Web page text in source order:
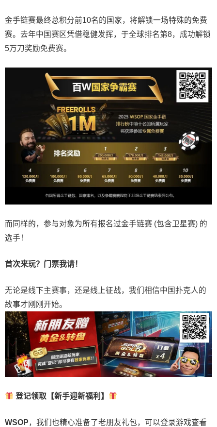
金手链赛最终总积分前10名的国家，将解锁一场特殊的免费
赛。去年中国赛区凭借稳健发挥，于全球排名第8，成功解锁
5万刀奖励免费赛。
而同样的，参与对象为所有报名过金手链赛 (包含卫星赛) 的
选手！
首次来玩？门票我请！
无论是线下主赛事，还是线上征战，我们相信中国扑克人的
故事才刚刚开始。
登记领取【新手迎新福利】
WSOP，我们也精心准备了老朋友礼包，可以登录游戏查看